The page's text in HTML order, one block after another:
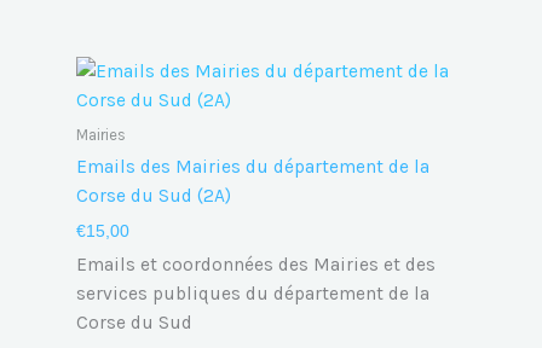
Mairies
Emails des Mairies du département de la
Corse du Sud (2A)
€15,00
Emails et coordonnées des Mairies et des
services publiques du département de la
Corse du Sud